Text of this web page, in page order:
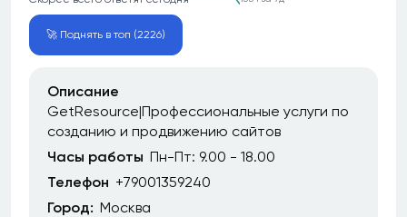
🚀 Поднять в топ (2226)
Описание
GetResource|Профессиональные услуги по
созданию и продвижению сайтов
Часы работы Пн-Пт: 9.00 - 18.00
Телефон +79001359240
Город: Москва